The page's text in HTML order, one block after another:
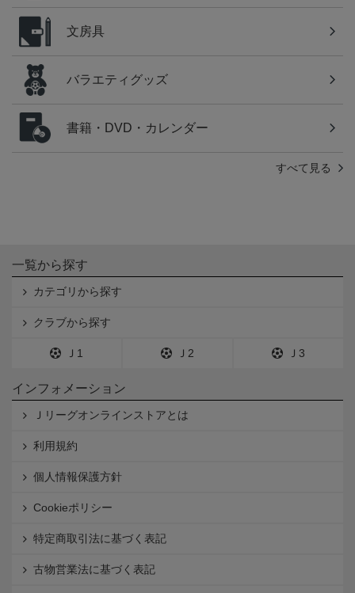
文房具
バラエティグッズ
書籍・DVD・カレンダー
すべて見る
一覧から探す
カテゴリから探す
クラブから探す
Ｊ1 Ｊ2 Ｊ3
インフォメーション
Ｊリーグオンラインストアとは
利用規約
個人情報保護方針
Cookieポリシー
特定商取引法に基づく表記
古物営業法に基づく表記